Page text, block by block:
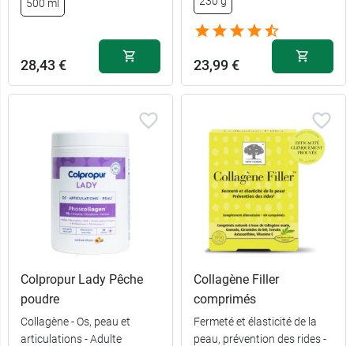
500 ml
28,43 € 23,99 €
Colpropur Lady Pêche
poudre
Collagène - Os, peau et
articulations - Adulte
Collagène Filler
comprimés
Fermeté et élasticité de la
peau, prévention des rides -